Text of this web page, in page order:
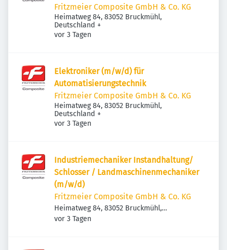
Fritzmeier Composite GmbH & Co. KG
Heimatweg 84, 83052 Bruckmühl,
Deutschland +
Veröffentlicht
vor 3 Tagen
Elektroniker (m/w/d) für
Automatisierungstechnik
Fritzmeier Composite GmbH & Co. KG
Heimatweg 84, 83052 Bruckmühl,
Deutschland +
Veröffentlicht
vor 3 Tagen
Industriemechaniker Instandhaltung/
Schlosser / Landmaschinenmechaniker
(m/w/d)
Fritzmeier Composite GmbH & Co. KG
Heimatweg 84, 83052 Bruckmühl,
Deutschland
Veröffentlicht
vor 3 Tagen